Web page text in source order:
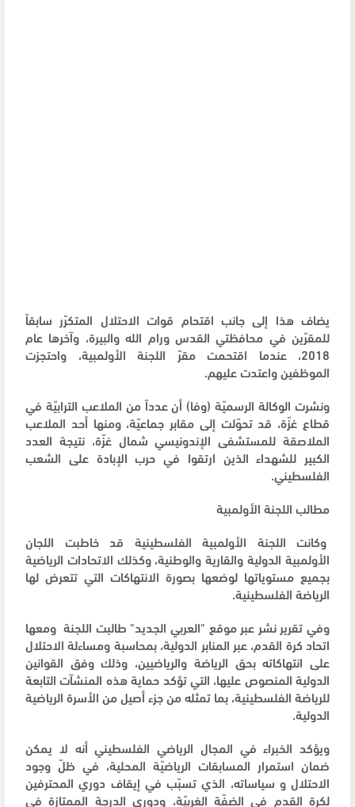
يضاف هذا إلى جانب اقتحام قوات الاحتلال المتكرّر سابقاً
للمقرّين في محافظتي القدس ورام الله والبيرة، وآخرها عام
2018، عندما اقتحمت مقرّ اللجنة الأولمبية، واحتجزت
الموظفين واعتدت عليهم.
ونشرت الوكالة الرسميّة (وفا) أن عدداً من الملاعب الترابيّة في
قطاع غزّة، قد تحوّلت إلى مقابر جماعيّة، ومنها أحد الملاعب
الملاصقة للمستشفى الإندونيسي شمال غزّة، نتيجة العدد
الكبير للشهداء الذين ارتقوا في حرب الإبادة على الشعب
الفلسطيني.
مطالب اللجنة الأولمبية
وكانت اللجنة الأولمبية الفلسطينية قد خاطبت اللجان
الأولمبية الدولية والقارية والوطنية، وكذلك الاتحادات الرياضية
بجميع مستوياتها لوضعها بصورة الانتهاكات التي تتعرض لها
الرياضة الفلسطينية.
وفي تقرير نشر عبر موقع "العربي الجديد" طالبت اللجنة ومعها
اتحاد كرة القدم، عبر المنابر الدولية، بمحاسبة ومساءلة الاحتلال
على انتهاكاته بحق الرياضة والرياضيين، وذلك وفق القوانين
الدولية المنصوص عليها، التي تؤكد حماية هذه المنشآت التابعة
للرياضة الفلسطينية، بما تمثله من جزء أصيل من الأسرة الرياضية
الدولية.
ويؤكد الخبراء في المجال الرياضي الفلسطيني أنه لا يمكن
ضمان استمرار المسابقات الرياضيّة المحلية، في ظلّ وجود
الاحتلال و سياساته، الذي تسبّب في إيقاف دوري المحترفين
لكرة القدم في الضفّة الغربيّة، ودوري الدرجة الممتازة في